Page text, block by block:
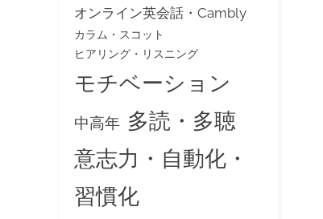
オンライン英会話・Cambly
カラム・スコット
ヒアリング・リスニング
モチベーション
中高年 多読・多聴
意志力・自動化・
習慣化